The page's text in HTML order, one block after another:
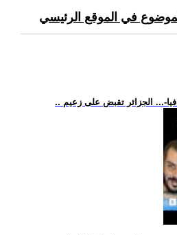
في الموقع الرئيسي
... الجزائر تقبض على زعيم